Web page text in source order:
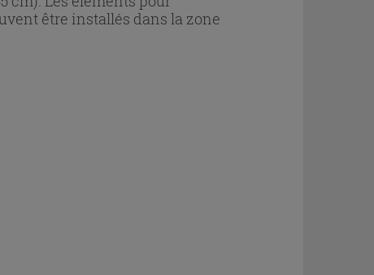
être installés dans la zone